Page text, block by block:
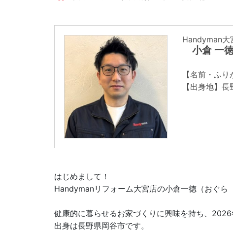
Handyman大
小倉 一
【名前・ふ
【出身地】
はじめまして！
Handymanリフォーム大宮店の小倉一徳（おぐら
健康的に暮らせるお家づくりに興味を持ち、2026
出身は長野県岡谷市です。